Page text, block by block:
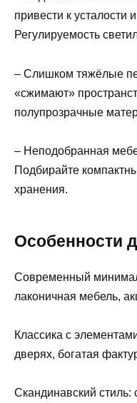
привести к усталости
Регулируемость
– Слишком тяжёлые
«сжимают»
полупрозрачные
– Неподобранная
Подбирайте
хранения.
Особенности
Современный
лаконичная мебель,
Классика с
дверях, богатая
Скандинавский стиль: